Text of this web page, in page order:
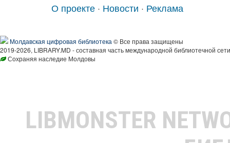
О проекте · Новости · Реклама
Молдавская цифровая библиотека © Все права защищены
2019-2026, LIBRARY.MD - составная часть международной библиотечной
Сохраняя наследие Молдовы
LIBMONSTER